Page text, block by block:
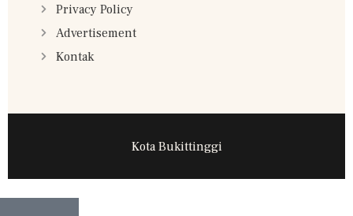
Privacy Policy
Advertisement
Kontak
Kota Bukittinggi